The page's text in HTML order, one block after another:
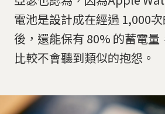
電池是設計成在經過 1,000
後，還能保有 80% 的蓄電量
比較不會聽到類似的抱怨。